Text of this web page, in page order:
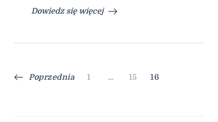
Dowiedz się więcej
Stronicowanie
Poprzednia Strona
1 … Strona
15 Strona
16